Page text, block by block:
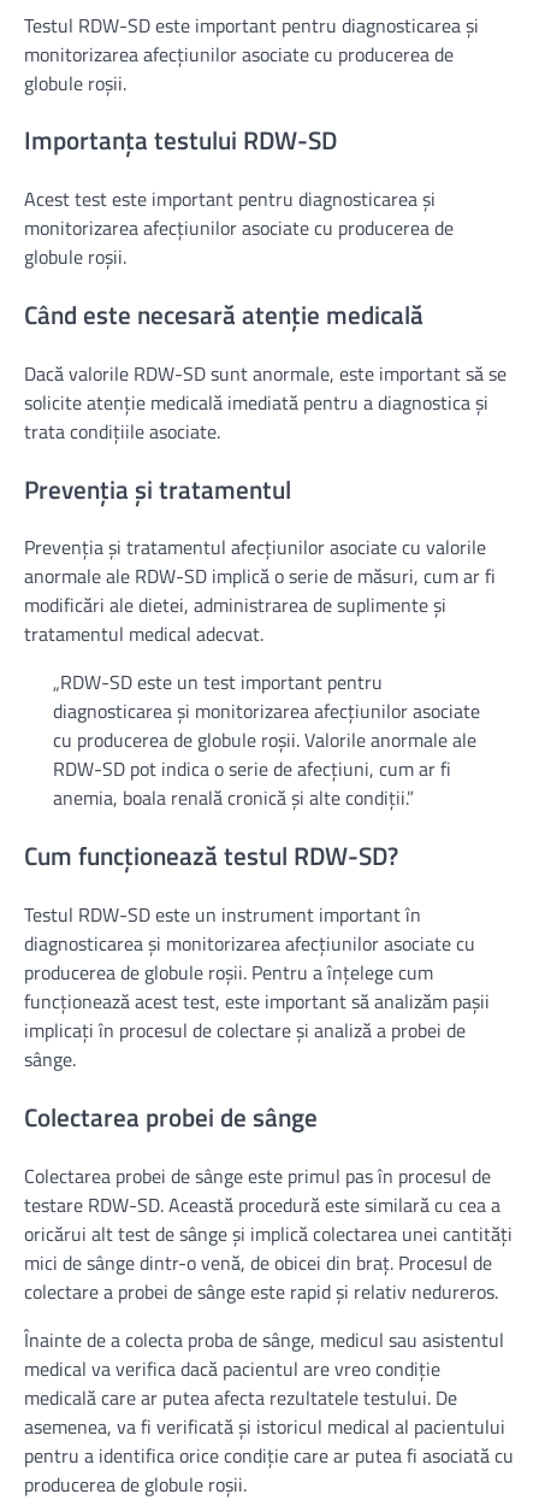
Testul RDW-SD este important pentru diagnosticarea și
monitorizarea afecțiunilor asociate cu producerea de
globule roșii.
Importanța testului RDW-SD
Acest test este important pentru diagnosticarea și
monitorizarea afecțiunilor asociate cu producerea de
globule roșii.
Când este necesară atenție medicală
Dacă valorile RDW-SD sunt anormale, este important să se
solicite atenție medicală imediată pentru a diagnostica și
trata condițiile asociate.
Prevenția și tratamentul
Prevenția și tratamentul afecțiunilor asociate cu valorile
anormale ale RDW-SD implică o serie de măsuri, cum ar fi
modificări ale dietei, administrarea de suplimente și
tratamentul medical adecvat.
„RDW-SD este un test important pentru
diagnosticarea și monitorizarea afecțiunilor asociate
cu producerea de globule roșii. Valorile anormale ale
RDW-SD pot indica o serie de afecțiuni, cum ar fi
anemia, boala renală cronică și alte condiții.”
Cum funcționează testul RDW-SD?
Testul RDW-SD este un instrument important în
diagnosticarea și monitorizarea afecțiunilor asociate cu
producerea de globule roșii. Pentru a înțelege cum
funcționează acest test, este important să analizăm pașii
implicați în procesul de colectare și analiză a probei de
sânge.
Colectarea probei de sânge
Colectarea probei de sânge este primul pas în procesul de
testare RDW-SD. Această procedură este similară cu cea a
oricărui alt test de sânge și implică colectarea unei cantități
mici de sânge dintr-o venă, de obicei din braț. Procesul de
colectare a probei de sânge este rapid și relativ nedureros.
Înainte de a colecta proba de sânge, medicul sau asistentul
medical va verifica dacă pacientul are vreo condiție
medicală care ar putea afecta rezultatele testului. De
asemenea, va fi verificată și istoricul medical al pacientului
pentru a identifica orice condiție care ar putea fi asociată cu
producerea de globule roșii.